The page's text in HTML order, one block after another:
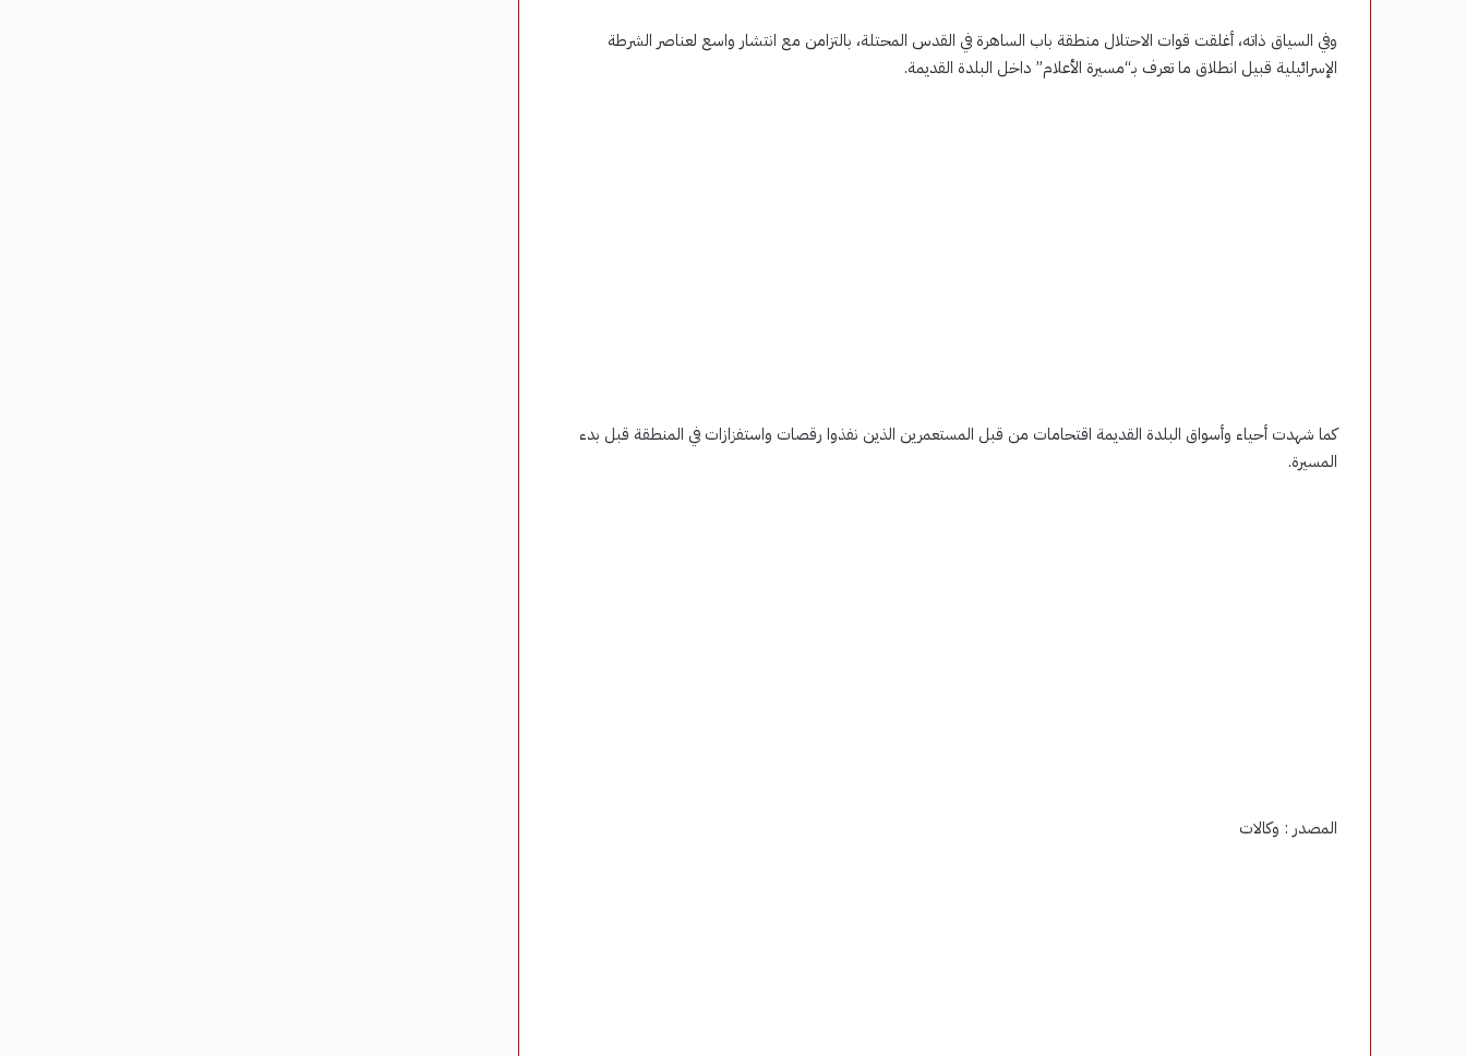
وفي السياق ذاته، أغلقت قوات الاحتلال منطقة باب الساهرة في القدس المحتلة، بالتزامن مع انتشار واسع لعناصر الشرطة
الإسرائيلية قبيل انطلاق ما تعرف بـ“مسيرة الأعلام” داخل البلدة القديمة.
كما شهدت أحياء وأسواق البلدة القديمة اقتحامات من قبل المستعمرين الذين نفذوا رقصات واستفزازات في المنطقة قبل بدء
المسيرة.
المصدر : وكالات